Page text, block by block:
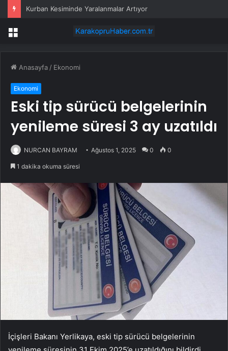
Kurban Kesiminde Yaralanmalar Artıyor
Menü
Anasayfa / Ekonomi
Ekonomi
Eski tip sürücü belgelerinin
yenileme süresi 3 ay uzatıldı
NURCAN BAYRAM Ağustos 1, 2025 0 0
1 dakika okuma süresi
İçişleri Bakanı Yerlikaya, eski tip sürücü belgelerinin